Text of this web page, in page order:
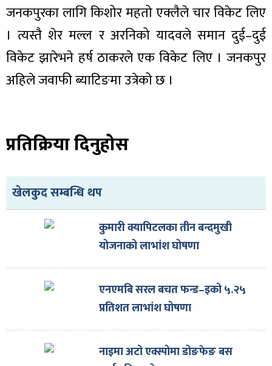
जनकपुरका लागि किशोर महतो एक्लैले चार विकेट लिए
। त्यस्तै शेर मल्ल र अरनिको यादवले समान दुई–दुई
विकेट झारेभने हर्ष ठाकरले एक विकेट लिए । जनकपुर
अहिले जवाफी ब्याटिङमा उत्रेको छ ।
प्रतिक्रिया दिनुहोस
खेलकुद सम्बन्धि थप
कुमारी क्यापिटलका तीन बन्दमुखी
योजनाको लाभांश घोषणा
एनएमबि सरल बचत फन्ड–इको ५.२५
प्रतिशत लाभांश घोषणा
नाइमा अटो एक्स्पोमा डोङफेङ बस